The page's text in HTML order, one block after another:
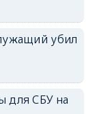
убил
для СБУ на